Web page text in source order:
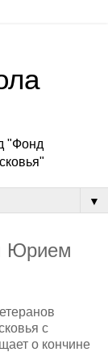
"Фонд
▼
Юрием
с
о кончине